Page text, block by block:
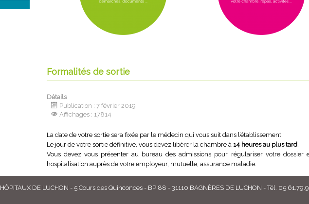
Formalités de sortie
Détails
Publication : 7 février 2019
Affichages : 17814
La date de votre sortie sera fixée par le médecin qui vous suit dans l’établissement.
Le jour de votre sortie définitive, vous devez libérer la chambre à 14 heures au plus tard.
Vous devez vous présenter au bureau des admissions pour régulariser votre
hospitalisation auprès de votre employeur, mutuelle, assurance maladie.
HÔPITAUX DE LUCHON - 5 Cours des Quinconces - BP 88 - 31110 BAGNÈRES DE LUCHON - Tél.